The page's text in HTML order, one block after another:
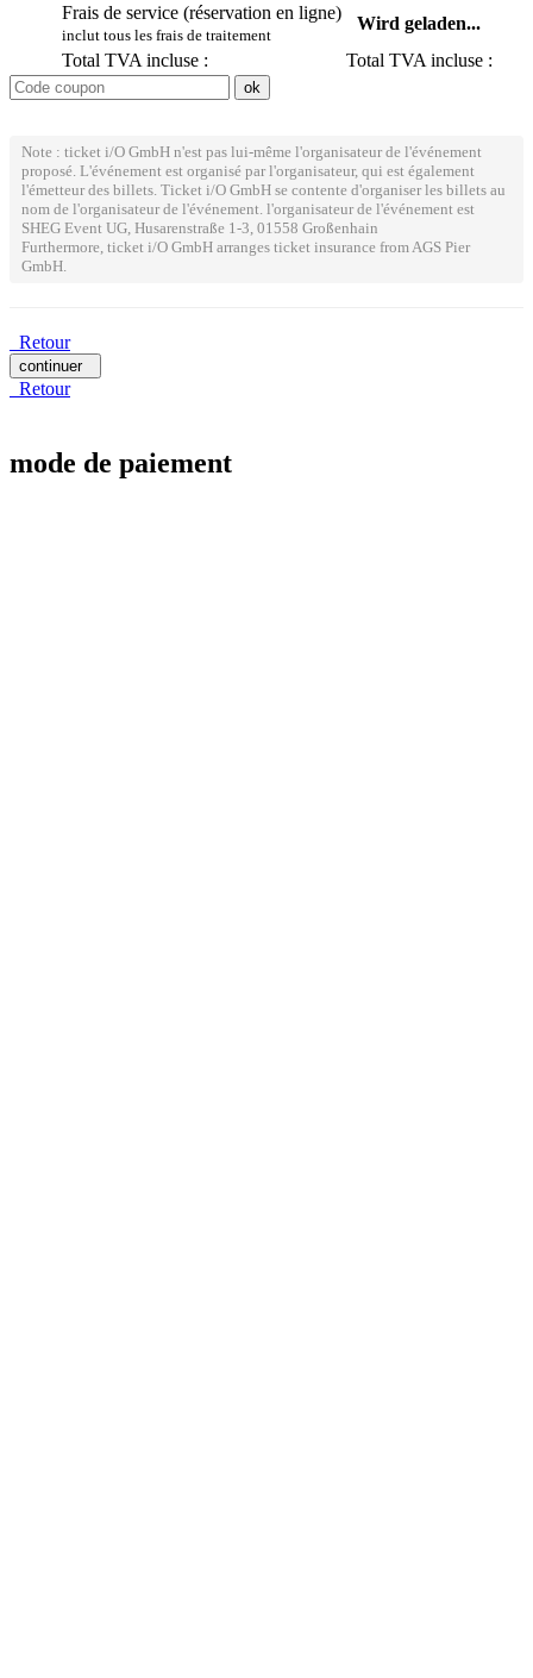
Frais de service (réservation en ligne)
inclut tous les frais de traitement
Wird geladen...
Total TVA incluse :
Total TVA incluse :
Note : ticket i/O GmbH n'est pas lui-même l'organisateur de l'événement
proposé. L'événement est organisé par l'organisateur, qui est également
l'émetteur des billets. Ticket i/O GmbH se contente d'organiser les billets au
nom de l'organisateur de l'événement. l'organisateur de l'événement est
SHEG Event UG, Husarenstraße 1-3, 01558 Großenhain
Furthermore, ticket i/O GmbH arranges ticket insurance from AGS Pier
GmbH.
Retour
continuer
Retour
mode de paiement